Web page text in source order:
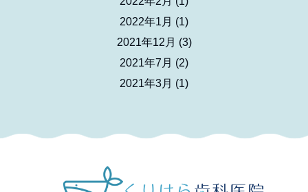
2022年1月 (1)
2021年12月 (3)
2021年7月 (2)
2021年3月 (1)